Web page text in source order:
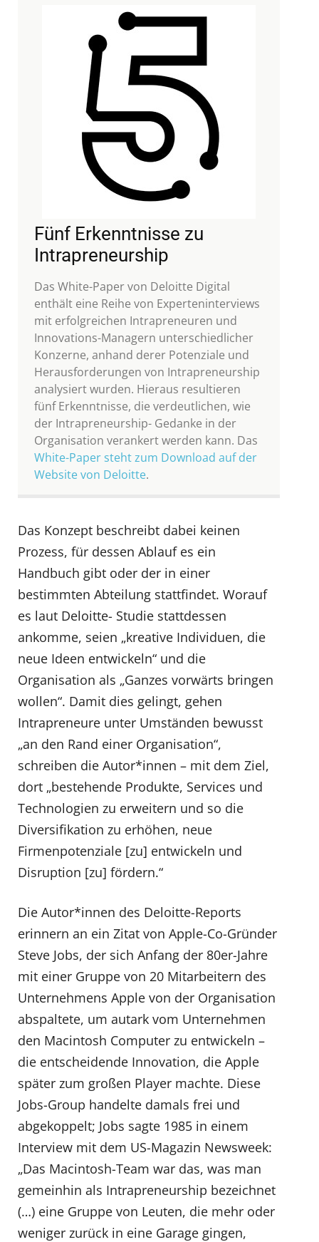
Fünf Erkenntnisse zu
Intrapreneurship
Das White-Paper von Deloitte Digital
enthält eine Reihe von Experteninterviews
mit erfolgreichen Intrapreneuren und
Innovations-Managern unterschiedlicher
Konzerne, anhand derer Potenziale und
Herausforderungen von Intrapreneurship
analysiert wurden. Hieraus resultieren
fünf Erkenntnisse, die verdeutlichen, wie
der Intrapreneurship- Gedanke in der
Organisation verankert werden kann. Das
White-Paper steht zum Download auf der
Website von Deloitte.
Das Konzept beschreibt dabei keinen
Prozess, für dessen Ablauf es ein
Handbuch gibt oder der in einer
bestimmten Abteilung stattfindet. Worauf
es laut Deloitte- Studie stattdessen
ankomme, seien „kreative Individuen, die
neue Ideen entwickeln“ und die
Organisation als „Ganzes vorwärts bringen
wollen“. Damit dies gelingt, gehen
Intrapreneure unter Umständen bewusst
„an den Rand einer Organisation“,
schreiben die Autor*innen – mit dem Ziel,
dort „bestehende Produkte, Services und
Technologien zu erweitern und so die
Diversifikation zu erhöhen, neue
Firmenpotenziale [zu] entwickeln und
Disruption [zu] fördern.“
Die Autor*innen des Deloitte-Reports
erinnern an ein Zitat von Apple-Co-Gründer
Steve Jobs, der sich Anfang der 80er-Jahre
mit einer Gruppe von 20 Mitarbeitern des
Unternehmens Apple von der Organisation
abspaltete, um autark vom Unternehmen
den Macintosh Computer zu entwickeln –
die entscheidende Innovation, die Apple
später zum großen Player machte. Diese
Jobs-Group handelte damals frei und
abgekoppelt; Jobs sagte 1985 in einem
Interview mit dem US-Magazin Newsweek:
„Das Macintosh-Team war das, was man
gemeinhin als Intrapreneurship bezeichnet
(…) eine Gruppe von Leuten, die mehr oder
weniger zurück in eine Garage gingen,